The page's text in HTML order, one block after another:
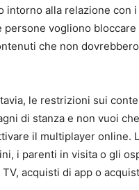
intorno alla relazione con
persone vogliono
che non
le restrizioni sui
di stanza e non vuoi
il multiplayer online.
i parenti in visita o gli
acquisti di app o